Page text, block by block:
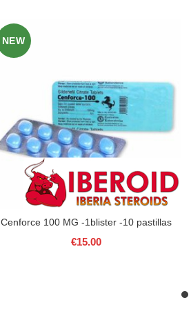
NEW
Cenforce 100 MG -1blister -10 pastillas
€15.00